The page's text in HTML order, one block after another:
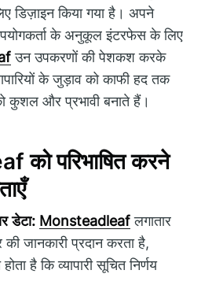
डिज़ाइन किया गया है। अपने
के अनुकूल इंटरफेस के लिए
उन उपकरणों की पेशकश करके
के जुड़ाव को काफी हद तक
कुशल और प्रभावी बनाते हैं।
को परिभाषित करने
डेटा: Monsteadleafलगातार
जानकारी प्रदान करता है,
है कि व्यापारी सूचित निर्णय